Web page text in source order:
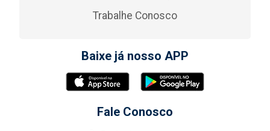
Trabalhe Conosco
Baixe já nosso APP
Fale Conosco